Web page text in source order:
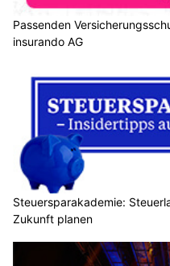
Passenden
insurando AG
Steuersparakademie:
Zukunft planen